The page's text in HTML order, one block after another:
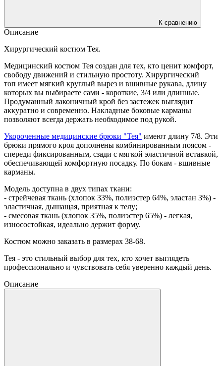
К сравнению
Описание
Хирургический костюм Тея.
Медицинский костюм Тея создан для тех, кто ценит комфорт,
свободу движений и стильную простоту. Хирургический
топ имеет мягкий круглый вырез и вшивные рукава, длину
которых вы выбираете сами - короткие, 3/4 или длинные.
Продуманный лаконичный крой без застежек выглядит
аккуратно и современно. Накладные боковые карманы
позволяют всегда держать необходимое под рукой.
Укороченные медицинские брюки "Тея" имеют длину 7/8. Эти
брюки прямого кроя дополнены комбинированным поясом -
спереди фиксированным, сзади с мягкой эластичной вставкой,
обеспечивающей комфортную посадку. По бокам - вшивные
карманы.
Модель доступна в двух типах ткани:
- стрейчевая ткань (хлопок 33%, полиэстер 64%, эластан 3%) -
эластичная, дышащая, приятная к телу;
- смесовая ткань (хлопок 35%, полиэстер 65%) - легкая,
износостойкая, идеально держит форму.
Костюм можно заказать в размерах 38-68.
Тея - это стильный выбор для тех, кто хочет выглядеть
профессионально и чувствовать себя уверенно каждый день.
Описание